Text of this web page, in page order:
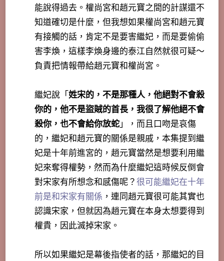
能說得過去。權尚宮和趙元寶之間的計謀還不
知道確切是什麼，但我想如果權尚宮和趙元寶
有接觸的話，肯定不是要害繼妃，而是要偷偷
害李煥，這樣李煥身邊的泰江自然就很可疑～
負責把情報帶給趙元寶和權尚宮。
繼妃說「姓宋的，不是那種人，他絕對不會殺
你的，他不是盜賊的首長，我很了解他絕不會
殺你，也不會給你放蛇」，而且口吻是哀傷
的，繼妃和趙元寶的關係是親戚，本集提到繼
妃是十年前進宮的，趙元寶當然是想要利用繼
妃來奪得權勢，然而為什麼繼妃這時候反倒會
對宋家有所想念和感傷呢？很可能繼妃在十年
前是和宋家有關係 ，連同趙元寶很可能其實也
認識宋家，但就因為趙元寶在本身太想要得到
權貴，因此滅掉宋家。
所以如果繼妃是幕後指使者的話，那繼妃的目